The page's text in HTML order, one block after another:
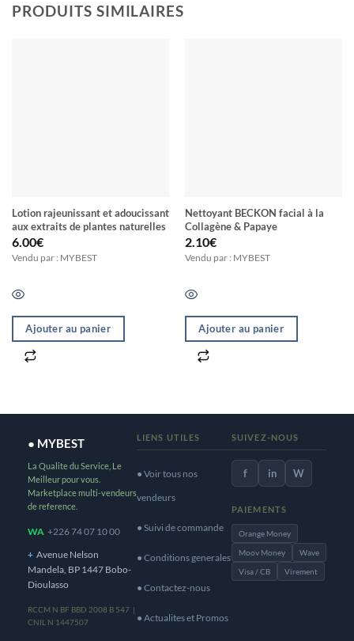
PRODUITS SIMILAIRES
Lotion rajeunissant et adoucissant
aux extraits de plantes naturelles
6.00€
Vendu par : MYBEST
Ajouter au panier
Nettoyant BECKON facial à la
Collagène & Papaye
2.10€
Vendu par : MYBEST
Ajouter au panier
● MYBEST
La Qualite du Service, Le
Meilleur pour vous.
Marketplace multi-vendeurs
de reference.
WA +226 74 07 10 00
+ Avenue Nelson
Mandela, BP 1447 Bobo-
Dioulasso
RCCM N BF BBD 2008 B 547 |
CNIL N 1447507
LIENS UTILES
● Voir tous nos
vendeurs
● Suivi de commande
● Conditions generales
● Contactez-nous
● Actualites et Promos
SUIVEZ-NOUS
f in W
PAIEMENTS
Orange Money
Moov Money
Wave
Visa / CB
Virement